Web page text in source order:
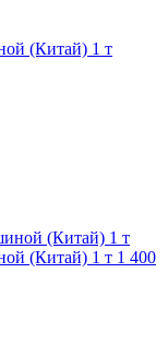
(Китай) 1 т
(Китай) 1 т 1 400